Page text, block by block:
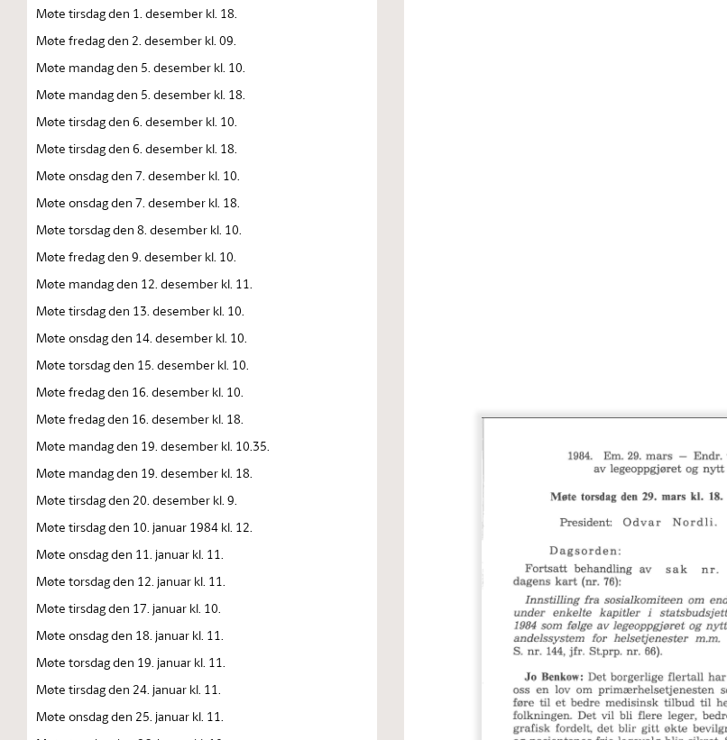
Møte tirsdag den 1. desember kl. 18.
Møte fredag den 2. desember kl. 09.
Møte mandag den 5. desember kl. 10.
Møte mandag den 5. desember kl. 18.
Møte tirsdag den 6. desember kl. 10.
Møte tirsdag den 6. desember kl. 18.
Møte onsdag den 7. desember kl. 10.
Møte onsdag den 7. desember kl. 18.
Møte torsdag den 8. desember kl. 10.
Møte fredag den 9. desember kl. 10.
Møte mandag den 12. desember kl. 11.
Møte tirsdag den 13. desember kl. 10.
Møte onsdag den 14. desember kl. 10.
Møte torsdag den 15. desember kl. 10.
Møte fredag den 16. desember kl. 10.
Møte fredag den 16. desember kl. 18.
Møte mandag den 19. desember kl. 10.35.
Møte mandag den 19. desember kl. 18.
Møte tirsdag den 20. desember kl. 9.
Møte tirsdag den 10. januar 1984 kl. 12.
Møte onsdag den 11. januar kl. 11.
Møte torsdag den 12. januar kl. 11.
Møte tirsdag den 17. januar kl. 10.
Møte onsdag den 18. januar kl. 11.
Møte torsdag den 19. januar kl. 11.
Møte tirsdag den 24. januar kl. 11.
Møte onsdag den 25. januar kl. 11.